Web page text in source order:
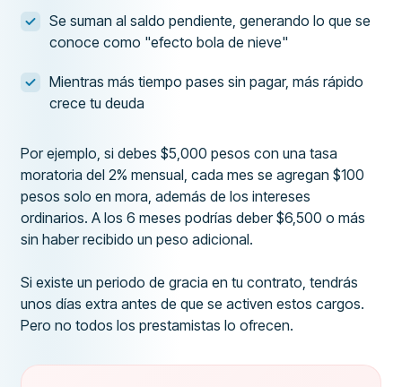
Se suman al saldo pendiente, generando lo que se
conoce como "efecto bola de nieve"
Mientras más tiempo pases sin pagar, más rápido
crece tu deuda
Por ejemplo, si debes $5,000 pesos con una tasa
moratoria del 2% mensual, cada mes se agregan $100
pesos solo en mora, además de los intereses
ordinarios. A los 6 meses podrías deber $6,500 o más
sin haber recibido un peso adicional.
Si existe un periodo de gracia en tu contrato, tendrás
unos días extra antes de que se activen estos cargos.
Pero no todos los prestamistas lo ofrecen.